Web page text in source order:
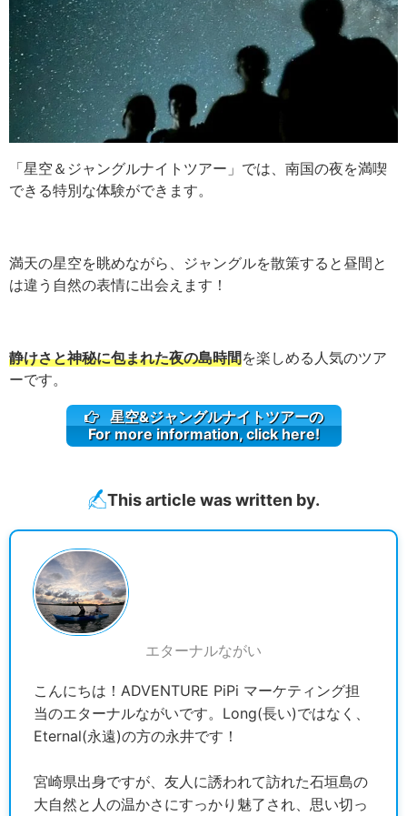
「星空＆ジャングルナイトツアー」では、南国の夜を満喫
できる特別な体験ができます。
満天の星空を眺めながら、ジャングルを散策すると昼間と
は違う自然の表情に出会えます！
静けさと神秘に包まれた夜の島時間を楽しめる人気のツア
ーです。
星空&ジャングルナイトツアーの
For more information, click here!
This article was written by.
エターナルながい
こんにちは！ADVENTURE PiPi マーケティング担
当のエターナルながいです。Long(長い)ではなく、
Eternal(永遠)の方の永井です！
宮崎県出身ですが、友人に誘われて訪れた石垣島の
大自然と人の温かさにすっかり魅了され、思い切っ